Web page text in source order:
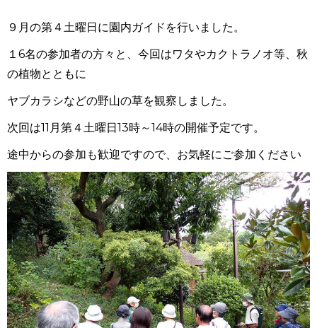
９月の第４土曜日に園内ガイドを行いました。
１6名の参加者の方々と、今回はワタやカクトラノオ等、秋
の植物とともに
ヤブカラシなどの野山の草を観察しました。
次回は11月第４土曜日13時～14時の開催予定です。
途中からの参加も歓迎ですので、お気軽にご参加ください